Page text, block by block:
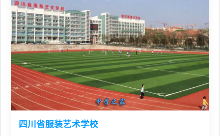
四川省服装艺术学校